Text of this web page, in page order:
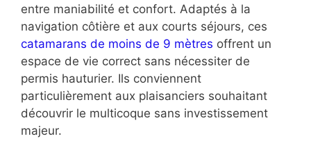
entre maniabilité et confort. Adaptés à la
navigation côtière et aux courts séjours, ces
catamarans de moins de 9 mètres offrent un
espace de vie correct sans nécessiter de
permis hauturier. Ils conviennent
particulièrement aux plaisanciers souhaitant
découvrir le multicoque sans investissement
majeur.